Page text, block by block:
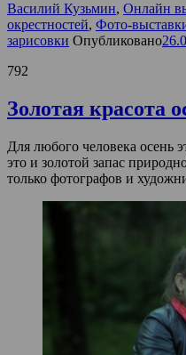
Василий Кузьмин, Онлайн
окрестностей, Фото-
зарисовки Опубликовано
792
Золотая красота
Для любого человека осень
это и золотой запас
только фотографов и